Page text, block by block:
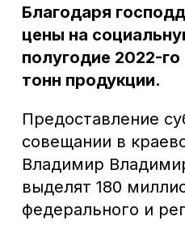
Благодаря
цены на
полугодие 2022-
тонн продукции.
Предоставление
совещании в
Владимир
выделят 180
федерального и